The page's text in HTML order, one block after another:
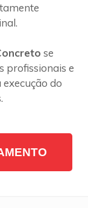
se
profissionais e
do